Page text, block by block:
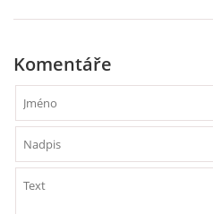
VZDĚLÁVACÍ BLOK ZÁŘÍ
VZDĚLÁVACÍ BLOK ŘÍJEN
Komentáře